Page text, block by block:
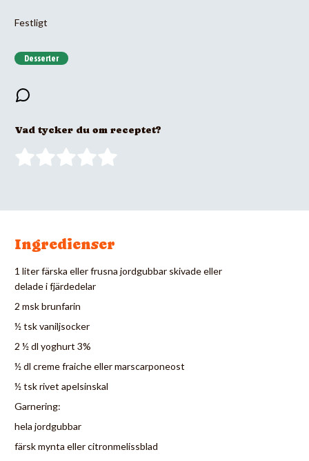
Festligt
Desserter
Vad tycker du om receptet?
Ingredienser
1 liter färska eller frusna jordgubbar skivade eller
delade i fjärdedelar
2 msk brunfarin
½ tsk vaniljsocker
2 ½ dl yoghurt 3%
½ dl creme fraiche eller marscarponeost
½ tsk rivet apelsinskal
Garnering:
hela jordgubbar
färsk mynta eller citronmelissblad